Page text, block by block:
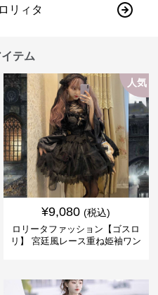
リィタ
テム
人気
¥9,080 (税込)
ロリータファッション【ゴスロ
リ】 宮廷風レース重ね姫袖ワン